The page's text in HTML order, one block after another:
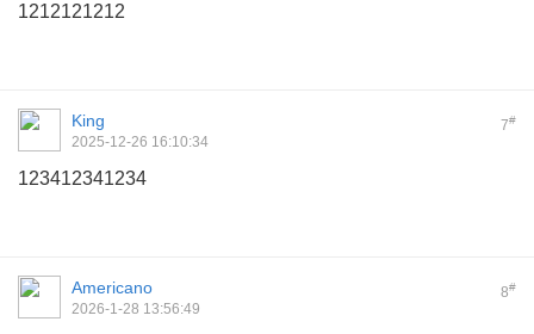
1212121212
7#
King
2025-12-26 16:10:34
123412341234
8#
Americano
2026-1-28 13:56:49